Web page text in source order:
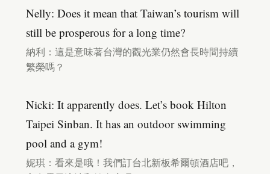
Nelly: Does it mean that Taiwan’s tourism will
still be prosperous for a long time?
納利：這是意味著台灣的觀光業仍然會長時間持續
繁榮嗎？
Nicki: It apparently does. Let’s book Hilton
Taipei Sinban. It has an outdoor swimming
pool and a gym!
妮琪：看來是哦！我們訂台北新板希爾頓酒店吧，